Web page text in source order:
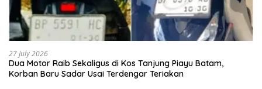
27 July 2026
Dua Motor Raib Sekaligus di Kos Tanjung Piayu Batam,
Korban Baru Sadar Usai Terdengar Teriakan